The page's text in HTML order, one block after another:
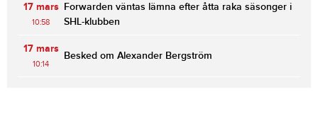
17 mars
10:58
Forwarden väntas lämna efter åtta raka säsonger i
SHL-klubben
17 mars
10:14
Besked om Alexander Bergström